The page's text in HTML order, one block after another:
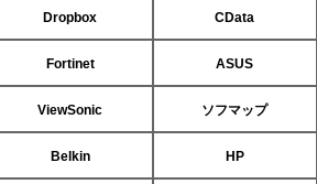
Dropbox CData
Fortinet ASUS
ViewSonic ソフマップ
Belkin HP